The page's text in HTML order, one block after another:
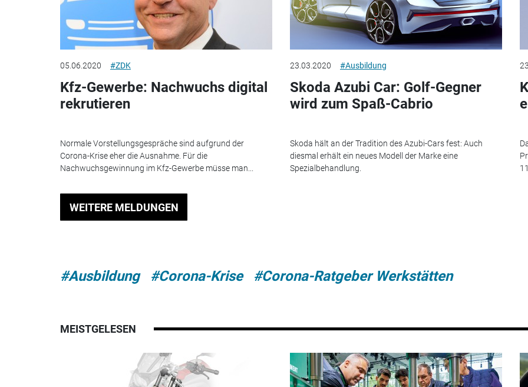
05.06.2020 #ZDK
Kfz-Gewerbe: Nachwuchs digital
rekrutieren
Normale Vorstellungsgespräche sind aufgrund der
Corona-Krise eher die Ausnahme. Für die
Nachwuchsgewinnung im Kfz-Gewerbe müsse man...
23.03.2020 #Ausbildung
Skoda Azubi Car: Golf-Gegner
wird zum Spaß-Cabrio
Skoda hält an der Tradition des Azubi-Cars fest: Auch
diesmal erhält ein neues Modell der Marke eine
Spezialbehandlung.
WEITERE MELDUNGEN
#Ausbildung #Corona-Krise #Corona-Ratgeber Werkstätten
MEISTGELESEN